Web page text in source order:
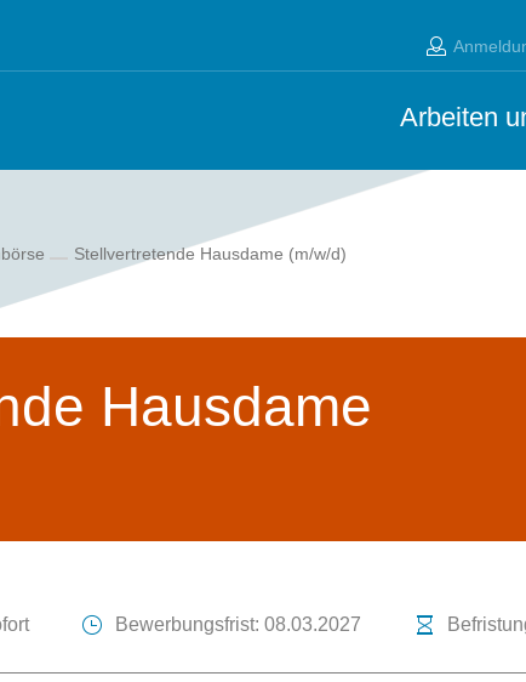
Arbeiten
Stellvertretende Hausdame (m/w/d)
Hausdame
Bewerbungsfrist: 08.03.2027